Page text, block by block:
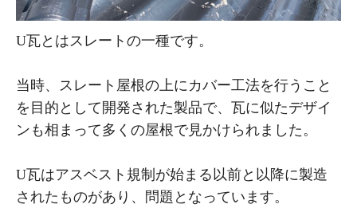
U瓦とはスレートの一種です。
当時、スレート屋根の上にカバー工法を行うこと
を目的として開発された製品で、瓦に似たデザイ
ンも相まって多くの屋根で見かけられました。
U瓦はアスベスト規制が始まる以前と以降に製造
されたものがあり、問題となっています。